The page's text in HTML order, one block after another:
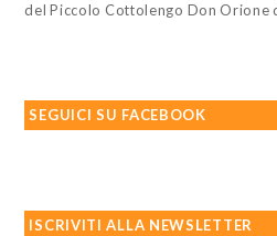
del Piccolo Cottolengo Don Orione
SEGUICI SU FACEBOOK
ISCRIVITI ALLA NEWSLETTER